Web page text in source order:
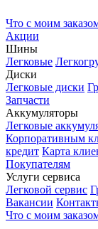
Что с моим
Акции
Шины
Легковые
Диски
Легковые диски
Запчасти
Аккумуляторы
Легковые
Корпоративным
кредит Карта
Покупателям
Услуги сервиса
Легковой сервис
Вакансии
Что с моим